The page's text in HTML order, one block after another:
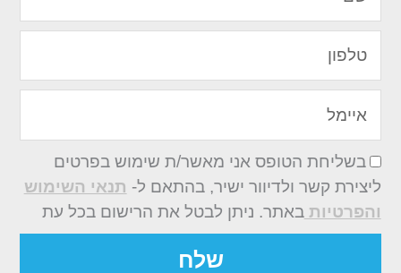
בשליחת הטופס אני מאשר/ת שימוש בפרטים
ליצירת קשר ולדיוור ישיר, בהתאם ל- תנאי השימוש
והפרטיותבאתר. ניתן לבטל את הרישום בכל עת
שלח